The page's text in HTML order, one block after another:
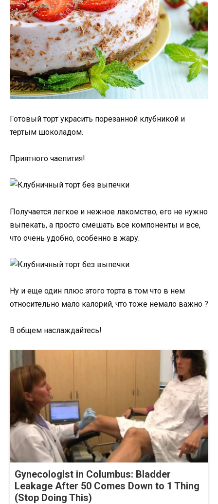
Готовый торт украсить порезанной клубникой и
тертым шоколадом.
Приятного чаепития!
Получается легкое и нежное лакомство, его не нужно
выпекать, а просто смешать все компоненты и все,
что очень удобно, особенно в жару.
Ну и еще один плюс этого торта в том что в нем
относительно мало калорий, что тоже немало важно ?
В общем наслаждайтесь!
Gynecologist in Columbus: Bladder
Leakage After 50 Comes Down to 1 Thing
(Stop Doing This)